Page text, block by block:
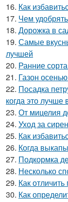
16. Как
17. Чем
18. Дорожка в
19. Самые
лучшей
20. Ранние
21. Газон
22. Посадка
когда это лучше
23. От мицелия
24. Уход за
25. Как
26. Когда
27. Подкормка
28. Несколько
29. Как
30. Как